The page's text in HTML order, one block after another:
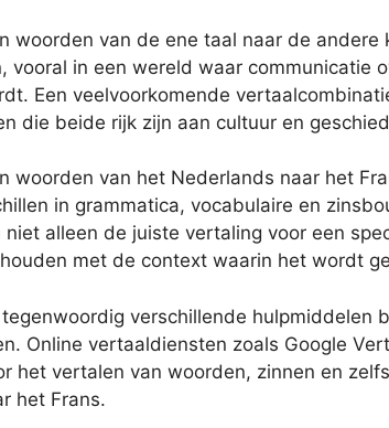
woorden van de ene taal naar de andere
vooral in een wereld waar communicatie
Een veelvoorkomende
die beide rijk zijn aan cultuur en
woorden van het Nederlands naar het
in grammatica, vocabulaire en
niet alleen de juiste vertaling voor een
met de context waarin het wordt
verschillende hulpmiddelen
Online vertaaldiensten zoals Google
het vertalen van woorden, zinnen en
het Frans.